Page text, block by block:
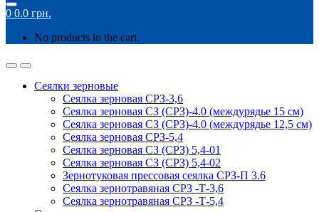
0 0.0 грн.
No products in the cart.
Сеялки зерновые
Сеялка зерновая СРЗ-3,6
Сеялка зерновая СЗ (СРЗ)-4.0 (междурядье 15 см)
Сеялка зерновая СЗ (СРЗ)-4.0 (междурядье 12,5 см)
Сеялка зерновая СРЗ-5,4
Сеялка зерновая СЗ (СРЗ) 5,4-01
Сеялка зерновая СЗ (СРЗ) 5,4-02
Зернотуковая прессовая сеялка СРЗ-П 3.6
Сеялка зернотравяная СРЗ -Т-3,6
Сеялка зернотравяная СРЗ -Т-5,4